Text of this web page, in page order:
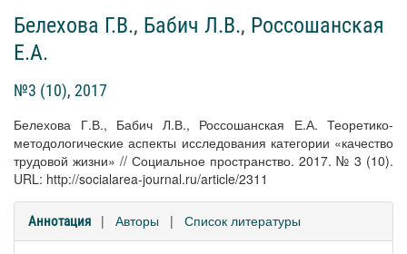
Белехова Г.В., Бабич Л.В., Россошанская
Е.А.
№3 (10), 2017
Белехова Г.В., Бабич Л.В., Россошанская Е.А. Теоретико-
методологические аспекты исследования категории «качество
трудовой жизни» // Социальное пространство. 2017. № 3 (10).
URL: http://socialarea-journal.ru/article/2311
Аннотация | Авторы | Список литературы